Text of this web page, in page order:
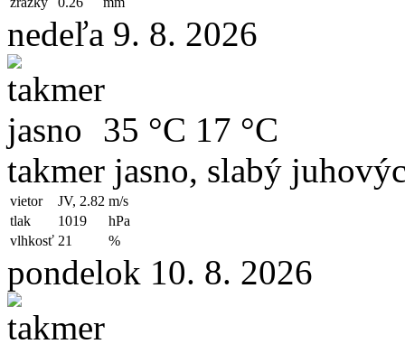
nedeľa 9. 8. 2026
35 °C 17 °C
takmer jasno, slabý
vietor JV, 2.82 m/s
tlak
1019
hPa
vlhkosť 21 %
pondelok 10. 8. 2026